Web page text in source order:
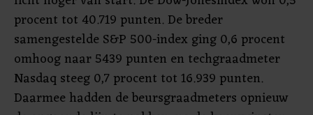
procent tot 40.719 punten. De breder
samengestelde S&P 500-index ging 0,6 procent
omhoog naar 5439 punten en techgraadmeter
Nasdaq steeg 0,7 procent tot 16.939 punten.
Daarmee hadden de beursgraadmeters opnieuw